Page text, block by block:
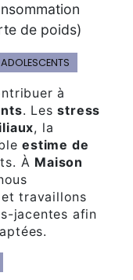
de poids)
. Lesstress
, la
estime de
À Maison
travaillons
jacentes afin